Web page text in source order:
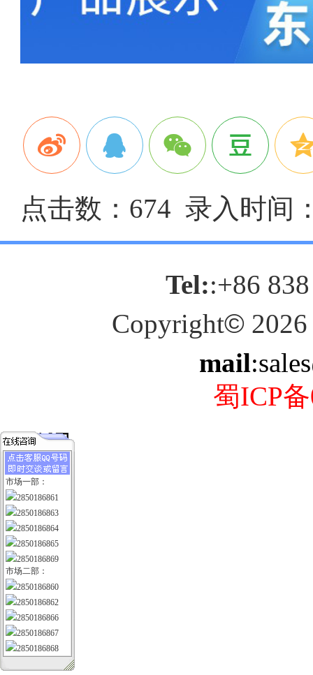
点击数：674 录入时间
Tel::+86
Copyright© 2026
mail
蜀ICP
市场一部：
2850186861
2850186863
2850186864
2850186865
2850186869
市场二部：
2850186860
2850186862
2850186866
2850186867
2850186868